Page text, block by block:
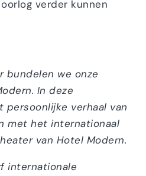
verder kunnen
bundelen we onze
In deze
verhaal van
met het internationaal
van Hotel Modern.
internationale